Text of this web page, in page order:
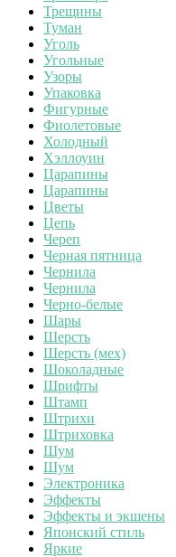
Трещины
Туман
Уголь
Угольные
Узоры
Упаковка
Фигурные
Фиолетовые
Холодный
Хэллоуин
Царапины
Царапины
Цветы
Цепь
Череп
Черная пятница
Чернила
Чернила
Черно-белые
Шары
Шерсть
Шерсть (мех)
Шоколадные
Шрифты
Штамп
Штрихи
Штриховка
Шум
Шум
Электроника
Эффекты
Эффекты и экшены
Японский стиль
Яркие